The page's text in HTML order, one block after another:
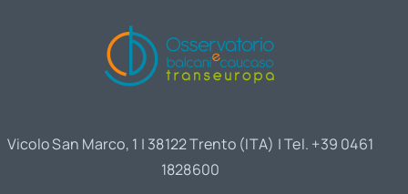
Vicolo San Marco, 1 | 38122 Trento (ITA) | Tel. +39 0461
1828600